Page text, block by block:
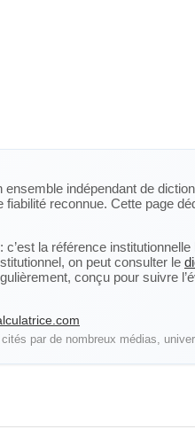
ensemble indépendant de
reconnue. Cette page
la référence
on peut consulter le
conçu pour suivre
par de nombreux médias,